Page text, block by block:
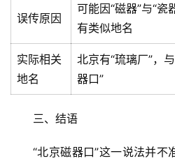
误传原因
可能因“磁器”与“
有类似地名
实际相关
地名
北京有“琉璃厂”，
器口”
三、结语
“北京磁器口”这一说法并不